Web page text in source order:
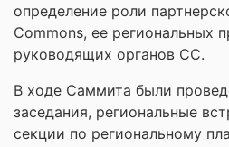
определение роли
Commons, ее региональных
руководящих органов СС.
В ходе Саммита были
заседания, региональные
секции по региональному